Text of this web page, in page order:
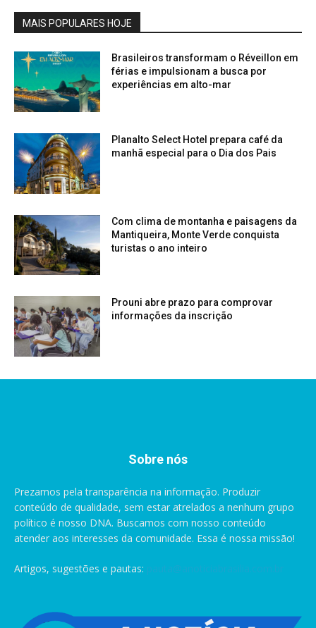
MAIS POPULARES HOJE
Brasileiros transformam o Réveillon em
férias e impulsionam a busca por
experiências em alto-mar
Planalto Select Hotel prepara café da
manhã especial para o Dia dos Pais
Com clima de montanha e paisagens da
Mantiqueira, Monte Verde conquista
turistas o ano inteiro
Prouni abre prazo para comprovar
informações da inscrição
Sobre nós
Prezamos pela transparência na informação. Produzir
conteúdo de qualidade, sem estar atrelados a nenhum grupo
político é nosso DNA. Buscamos com nosso conteúdo
atender aos interesses da comunidade. Essa é nossa missão!
Artigos, sugestões e pautas: pauta@anoticiabrasilia.com.br